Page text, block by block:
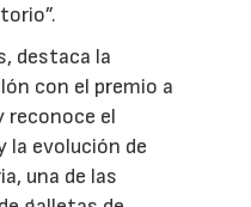
destaca la
con el premio a
reconoce el
la evolución de
una de las